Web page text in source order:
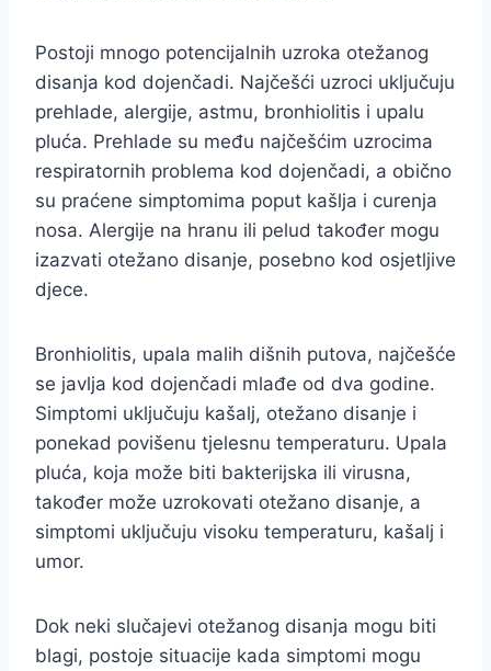
Postoji mnogo potencijalnih uzroka otežanog
disanja kod dojenčadi. Najčešći uzroci uključuju
prehlade, alergije, astmu, bronhiolitis i upalu
pluća. Prehlade su među najčešćim uzrocima
respiratornih problema kod dojenčadi, a obično
su praćene simptomima poput kašlja i curenja
nosa. Alergije na hranu ili pelud također mogu
izazvati otežano disanje, posebno kod osjetljive
djece.
Bronhiolitis, upala malih dišnih putova, najčešće
se javlja kod dojenčadi mlađe od dva godine.
Simptomi uključuju kašalj, otežano disanje i
ponekad povišenu tjelesnu temperaturu. Upala
pluća, koja može biti bakterijska ili virusna,
također može uzrokovati otežano disanje, a
simptomi uključuju visoku temperaturu, kašalj i
umor.
Dok neki slučajevi otežanog disanja mogu biti
blagi, postoje situacije kada simptomi mogu